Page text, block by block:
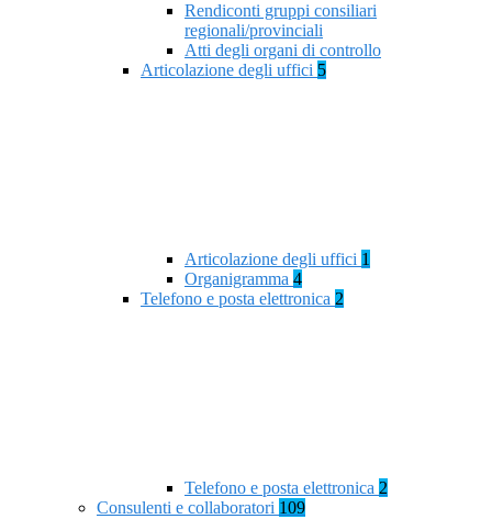
Rendiconti gruppi consiliari
regionali/provinciali
Atti degli organi di controllo
Articolazione degli uffici 5
Articolazione degli uffici 1
Organigramma 4
Telefono e posta elettronica 2
Telefono e posta elettronica 2
Consulenti e collaboratori 109